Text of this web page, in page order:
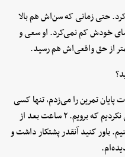
حتی زمانی که سن‌اش هم بالا
خودش کم نمی‌کرد. او سعی و
از حق واقعی‌اش هم رسید.
تمرین را می‌زدم، تنها کسی
که نمی‌رفت عابدزاده بود. می‌گفت تمرینی نکردیم که برویم. ۲ ساعت بعد از
باور کنید آنقدر پشتکار داشت و